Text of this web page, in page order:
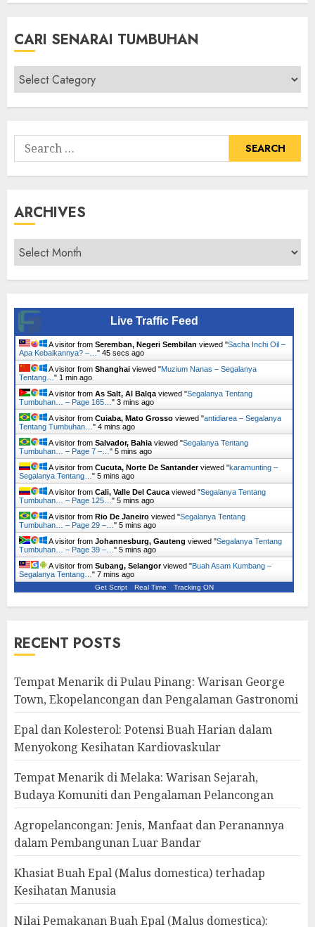
CARI SENARAI TUMBUHAN
Cari
Senarai
Tumbuhan
Search
for:
ARCHIVES
Archives
Live Traffic Feed
A visitor from Seremban, Negeri Sembilan viewed "Sacha Inchi Oil –
Apa Kebaikannya? –… " 46 secs ago
A visitor from Shanghai viewed "Muzium Nanas – Segalanya
Tentang… " 1 min ago
A visitor from As Salt, Al Balqa viewed "Segalanya Tentang
Tumbuhan… – Page 165… " 3 mins ago
A visitor from Cuiaba, Mato Grosso viewed "antidiarea – Segalanya
Tentang Tumbuhan… " 4 mins ago
A visitor from Salvador, Bahia viewed "Segalanya Tentang
Tumbuhan… – Page 7 –… " 5 mins ago
A visitor from Cucuta, Norte De Santanderviewed "karamunting –
Segalanya Tentang… " 5 mins ago
A visitor from Cali, Valle Del Cauca viewed "Segalanya Tentang
Tumbuhan… – Page 125… " 5 mins ago
A visitor from Rio De Janeiro viewed "Segalanya Tentang
Tumbuhan… – Page 29 –… " 5 mins ago
A visitor from Johannesburg, Gauteng viewed "Segalanya Tentang
Tumbuhan… – Page 39 –… " 5 mins ago
A visitor from Subang, Selangorviewed "Buah Asam Kumbang –
Segalanya Tentang… " 7 mins ago
Get Script Real Time Tracking ON
RECENT POSTS
Tempat Menarik di Pulau Pinang: Warisan George
Town, Ekopelancongan dan Pengalaman Gastronomi
Epal dan Kolesterol: Potensi Buah Harian dalam
Menyokong Kesihatan Kardiovaskular
Tempat Menarik di Melaka: Warisan Sejarah,
Budaya Komuniti dan Pengalaman Pelancongan
Agropelancongan: Jenis, Manfaat dan Peranannya
dalam Pembangunan Luar Bandar
Khasiat Buah Epal (Malus domestica) terhadap
Kesihatan Manusia
Nilai Pemakanan Buah Epal (Malus domestica):